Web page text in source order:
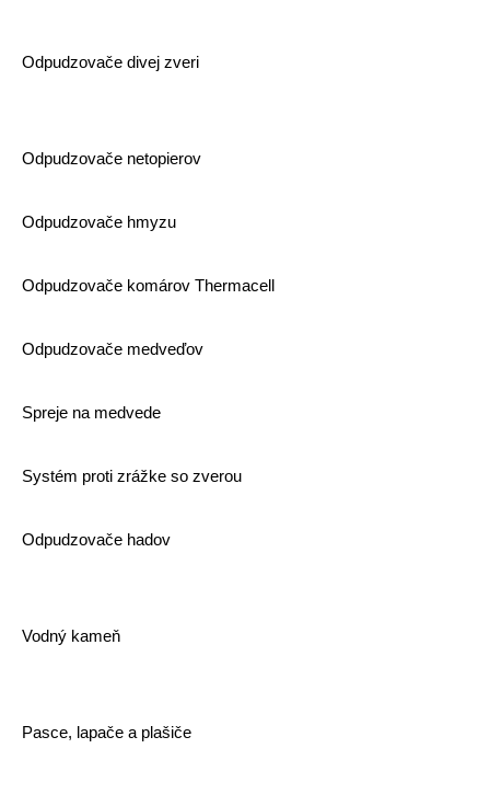
Odpudzovače divej zveri
Odpudzovače netopierov
Odpudzovače hmyzu
Odpudzovače komárov Thermacell
Odpudzovače medveďov
Spreje na medvede
Systém proti zrážke so zverou
Odpudzovače hadov
Vodný kameň
Pasce, lapače a plašiče